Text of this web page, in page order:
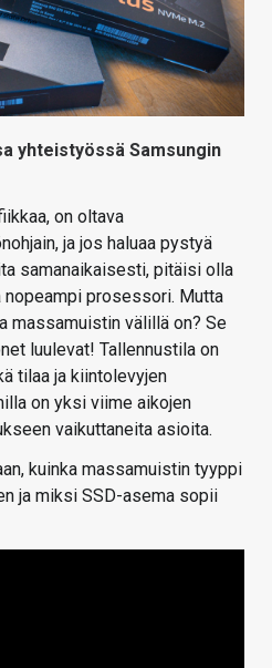
yhteistyössä Samsungin
on oltava
ja jos haluaa pystyä
samanaikaisesti, pitäisi olla
nopeampi prosessori. Mutta
massamuistin välillä on? Se
luulevat! Tallennustila on
tilaa ja kiintolevyjen
on yksi viime aikojen
vaikuttaneita asioita.
kuinka massamuistin tyyppi
ja miksi SSD-asema sopii